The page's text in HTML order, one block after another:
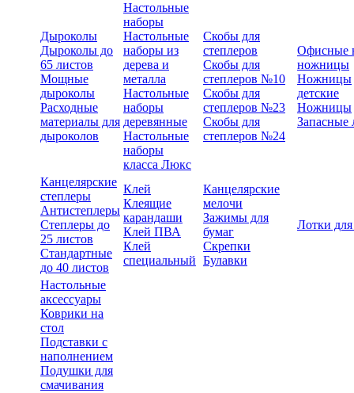
Дыроколы
Дыроколы до
65 листов
Мощные
дыроколы
Расходные
материалы для
дыроколов
Настольные
наборы
Настольные
наборы из
дерева и
металла
Настольные
наборы
деревянные
Настольные
наборы
класса Люкс
Скобы для
степлеров
Скобы для
степлеров №10
Скобы для
степлеров №23
Скобы для
степлеров №24
Офисные
ножницы
Ножницы
детские
Ножницы
Запасные
Канцелярские
степлеры
Антистеплеры
Степлеры до
25 листов
Стандартные
до 40 листов
Клей
Клеящие
карандаши
Клей ПВА
Клей
специальный
Канцелярские
мелочи
Зажимы для
бумаг
Скрепки
Булавки
Лотки
Настольные
аксессуары
Коврики на
стол
Подставки с
наполнением
Подушки для
смачивания